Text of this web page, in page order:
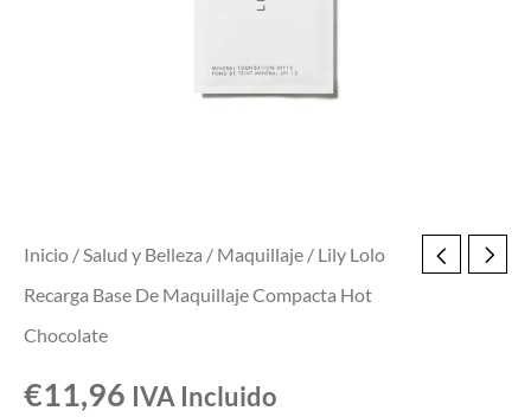
Inicio /Salud y Belleza / Maquillaje / Lily Lolo
Recarga Base De Maquillaje Compacta Hot
Chocolate
€11,96 IVA Incluido